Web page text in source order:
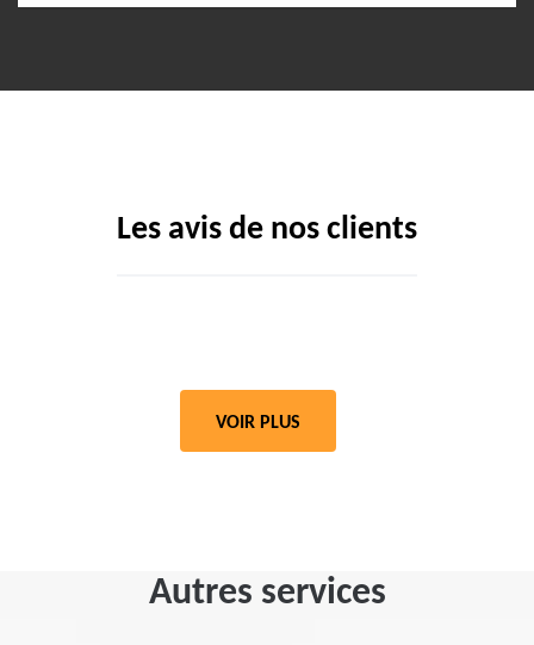
Les avis de nos clients
VOIR PLUS
Autres services